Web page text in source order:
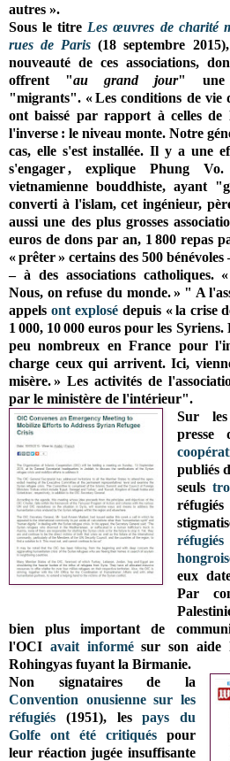
autres ».
Sous le titre Les œuvres de charité
rues de Paris (18 septembre 2015),
nouveauté de ces associations,
offrent "au grand jour" une
"migrants". « Les conditions de vie
ont baissé par rapport à celles de
l'inverse : le niveau monte. Notre
cas, elle s'est installée. Il y a une
s'engager , explique Phung
vietnamienne bouddhiste, ayant
converti à l'islam, cet ingénieur,
aussi une des plus grosses
euros de dons par an, 1 800 repas
« prêter » certains des 500
– à des associations catholiques.
Nous, on refuse du monde. » " A
appels ont explosédepuis « la crise
1 000, 10 000 euros pour les
peu nombreux en France pour
charge ceux qui arrivent. Ici,
misère. » Les activités de
par le ministère de l'intérieur".
Sur
presse
publiés
seuls
eux
Par
bien plus important de
l'OCI avait informésur son aide
Rohingyas fuyant la Birmanie.
Non signataires de la
Convention onusienne sur les
réfugiés (1951), lespays du
Golfe
ont été critiqués pour
leur réaction jugée insuffisante